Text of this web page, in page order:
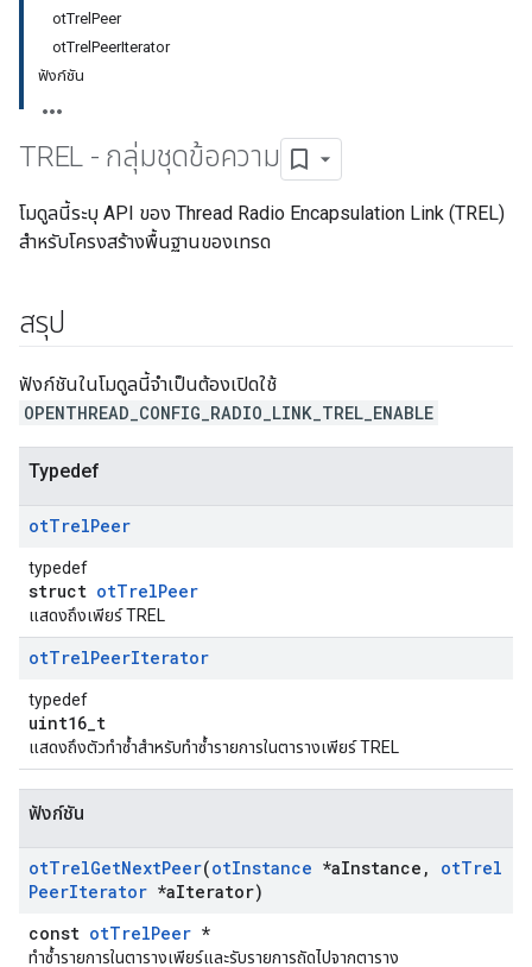
otTrelPeer
otTrelPeerIterator
ฟังก์ชัน
TREL - กลุ่มชุดข้อความ
โมดูลนี้ระบุ API ของ Thread Radio Encapsulation Link (TREL)
สำหรับโครงสร้างพื้นฐานของเทรด
สรุป
ฟังก์ชันในโมดูลนี้จำเป็นต้องเปิดใช้
OPENTHREAD_CONFIG_RADIO_LINK_TREL_ENABLE
Typedef
otTrelPeer
typedef
struct otTrelPeer
แสดงถึงเพียร์ TREL
otTrelPeerIterator
typedef
uint16_t
แสดงถึงตัวทำซ้ำสำหรับทำซ้ำรายการในตารางเพียร์ TREL
ฟังก์ชัน
otTrelGetNextPeer(otInstance *aInstance , otTrel
PeerIterator *aIterator)
const otTrelPeer *
ทำซ้ำรายการในตารางเพียร์และรับรายการถัดไปจากตาราง